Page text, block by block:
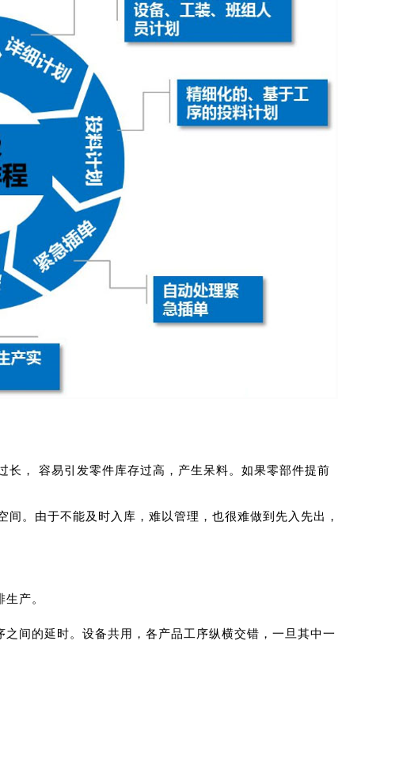
， 容易引发零件库存过高，产生呆料。如果零部件提前
。由于不能及时入库，难以管理，也很难做到先入先出，
产。
间的延时。设备共用，各产品工序纵横交错，一旦其中一